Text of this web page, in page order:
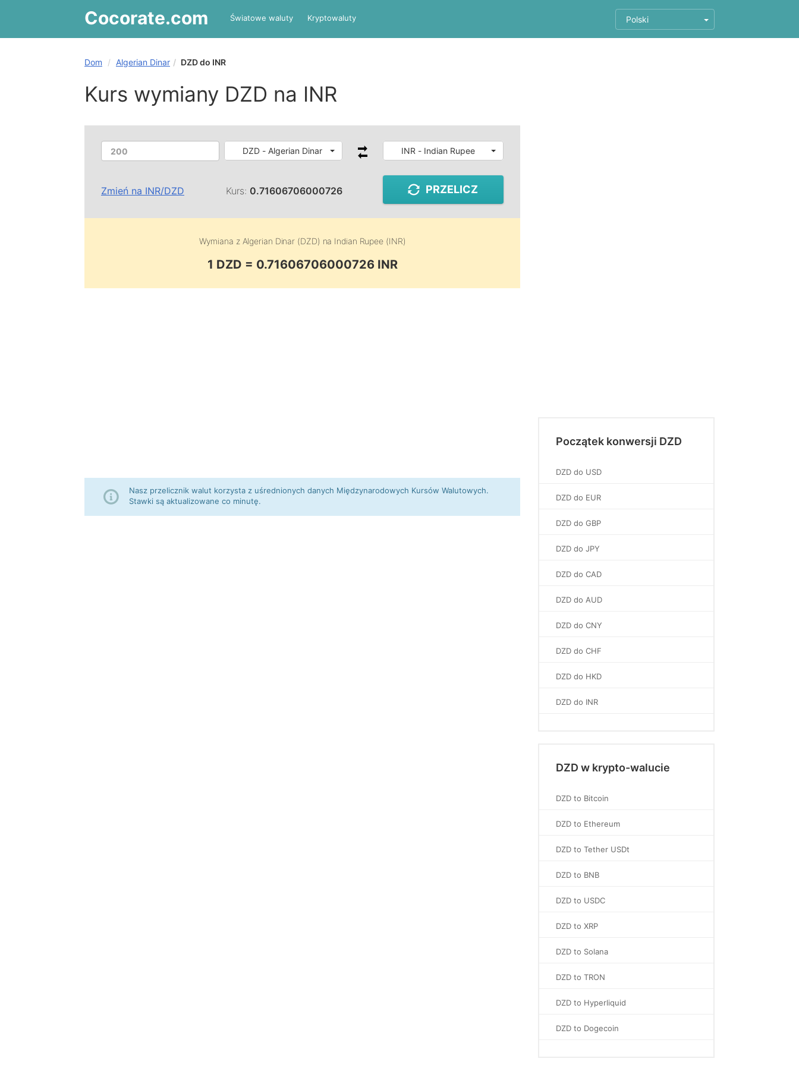
Cocorate.com Światowe waluty Kryptowaluty Polski
Dom Algerian Dinar DZD do INR
Kurs wymiany DZD na INR
DZD - Algerian Dinar INR - Indian Rupee
Zmień na INR/DZD Kurs: 0.71606706000726 PRZELICZ
Wymiana z Algerian Dinar (DZD) na Indian Rupee (INR)
1 DZD = 0.71606706000726 INR
Nasz przelicznik walut korzysta z uśrednionych danych Międzynarodowych Kursów Walutowych.
Stawki są aktualizowane co minutę.
Początek konwersji DZD
DZD do USD
DZD do EUR
DZD do GBP
DZD do JPY
DZD do CAD
DZD do AUD
DZD do CNY
DZD do CHF
DZD do HKD
DZD do INR
DZD w krypto-walucie
DZD to Bitcoin
DZD to Ethereum
DZD to Tether USDt
DZD to BNB
DZD to USDC
DZD to XRP
DZD to Solana
DZD to TRON
DZD to Hyperliquid
DZD to Dogecoin